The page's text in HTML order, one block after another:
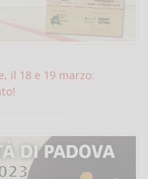
il 18 e 19 marzo: